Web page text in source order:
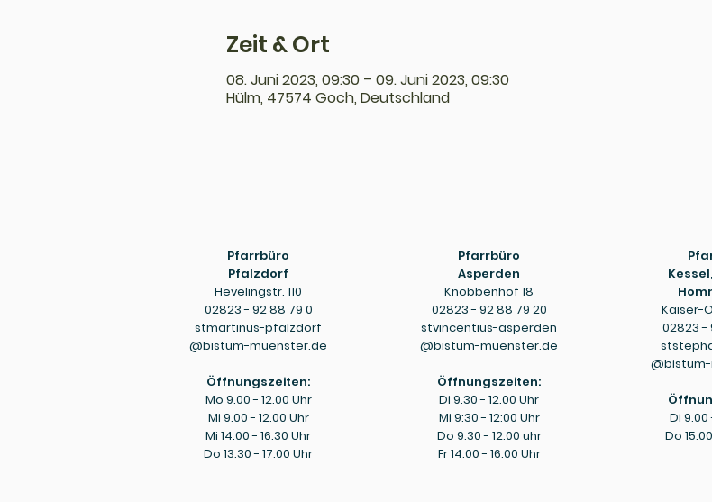
Zeit & Ort
08. Juni 2023, 09:30 – 09. Juni 2023, 09:30
Hülm, 47574 Goch, Deutschland
Pfarrbüro
Pfalzdorf
Hevelingstr. 110
02823 - 92 88 79 0
stmartinus-pfalzdorf
@bistum-muenster.de
Öffnungszeiten:
Mo 9.00 - 12.00 Uhr
Mi 9.00 - 12.00 Uhr
Mi 14.00 - 16.30 Uhr
Do 13.30 - 17.00 Uhr
Pfarrbüro
Asperden
Knobbenhof 18
02823 - 92 88 79 20
stvincentius-asperden
@bistum-muenster.de
Öffnungszeiten:
Di 9.30 - 12.00 Uhr
Mi 9:30 - 12:00 Uhr
Do 9:30 - 12:00 uhr
Fr 14.00 - 16.00 Uhr
Kaiser-
02823 -
Di 9.00
Do